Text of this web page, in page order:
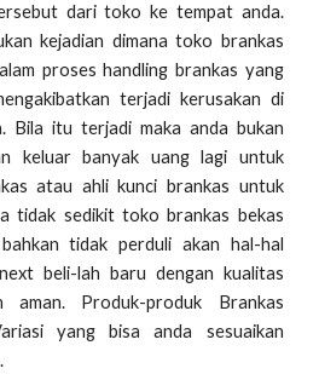
dari toko ke tempat anda.
kejadian dimana toko brankas
proses handling brankas yang
terjadi kerusakan di
Bila itu terjadi maka anda bukan
keluar banyak uang lagi untuk
atau ahli kunci brankas untuk
tidak sedikit toko brankas bekas
tidak perduli akan hal-hal
beli-lah baru dengan kualitas
Produk-produk Brankas
yang bisa anda sesuaikan